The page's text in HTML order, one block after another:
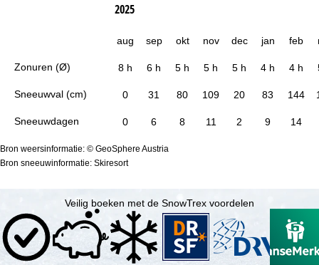
Zonuren (Ø)
Sneeuwval (cm)
Sneeuwdagen
2025
aug sep okt nov dec jan feb
8 h 6 h 5 h 5 h 5 h 4 h 4 h
0 31 80 109 20 83 144
0 6 8 11 2 9 14
Bron weersinformatie: © GeoSphere Austria
Bron sneeuwinformatie: Skiresort
Veilig boeken met de SnowTrex voordelen